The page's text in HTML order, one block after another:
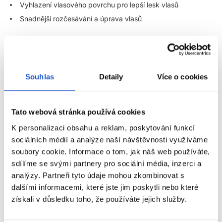
Souhlas Detaily Více o cookies
Tato webová stránka používá cookies
K personalizaci obsahu a reklam, poskytování funkcí
sociálních médií a analýze naší návštěvnosti využíváme
soubory cookie. Informace o tom, jak náš web používáte,
sdílíme se svými partnery pro sociální média, inzerci a
analýzy. Partneři tyto údaje mohou zkombinovat s
dalšími informacemi, které jste jim poskytli nebo které
získali v důsledku toho, že používáte jejich služby.
Vyhlazení vlasového povrchu pro lepší lesk vlasů
Snadnější rozčesávání a úprava vlasů
viditelného uhlazení vlasů, zlepšit jejich strukturu a připravit je na
Šampon na uhlazení vlasů, který eliminuje jejich krepatění
vlasů, který cílí přímo na problém krepatění. Během mytí
vyhlazuje povrch vlasového vlákna a pomáhá snižovat jeho
drsnost.
Vlasy jsou po použití hladší na dotek, méně náchylné na
krepatění a připravené na další péči.
Ideální šampon na suché krepaté vlasy, který nevysušuje
krepatět. Proto je důležité zvolit správný šampon na suché